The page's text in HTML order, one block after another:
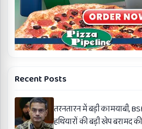
Recent Posts
तरनतारन में बड़ी कामयाबी,
हथियारों की बड़ी खेप बरामद की